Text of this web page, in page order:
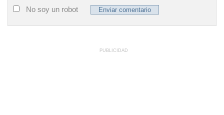
No soy un robot
PUBLICIDAD